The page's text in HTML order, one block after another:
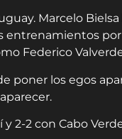
Marcelo
entrenamientos
Federico
poner los egos
y 2-2 con Cabo